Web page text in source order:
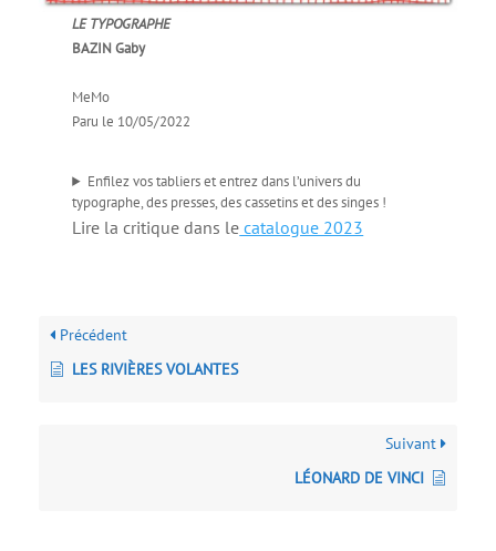
LE TYPOGRAPHE
BAZIN Gaby
MeMo
Paru le 10/05/2022
Enfilez vos tabliers et entrez dans l’univers du
typographe, des presses, des cassetins et des singes !
Lire la critique dans le catalogue 2023
Précédent
LES RIVIÈRES VOLANTES
Suivant
LÉONARD DE VINCI